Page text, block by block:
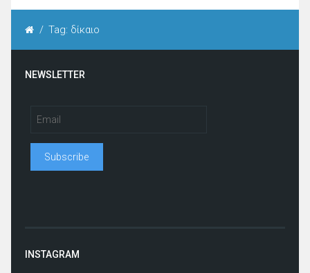
/ Tag: δίκαιο
NEWSLETTER
INSTAGRAM